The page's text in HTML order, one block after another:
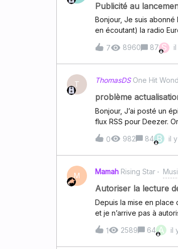
Publicité au
Bonjour, Je suis
en écoutant) la radio
7
8960 87 S
T ThomasDS One Hit
problème
Bonjour, J’ai posté un
flux RSS pour Deezer.
Deezer… Vous pensez
0
982 84 B il
M Mamah Rising Star
Autoriser la lecture
Depuis la mise en
et je n’arrive pas à
réponse 😊
1
2589 64 A il